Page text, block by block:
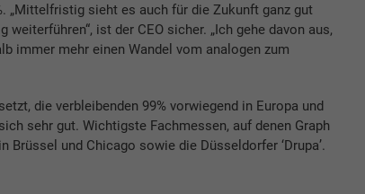
„Mittelfristig sieht es auch für die Zukunft ganz gut
ist der CEO sicher. „Ich gehe davon aus,
immer mehr einen Wandel vom analogen zum
die verbleibenden 99% vorwiegend in Europa und
sehr gut. Wichtigste Fachmessen, auf denen Graph
Brüssel und Chicago sowie die Düsseldorfer ‘Drupa’.